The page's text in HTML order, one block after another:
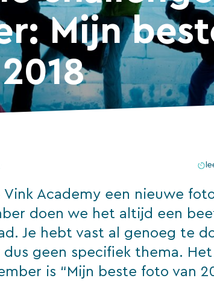
Mijn
Vink Academy een nieuwe
doen we het altijd een
Je hebt vast al genoeg te
dus geen specifiek thema. Het
is “Mijn beste foto van